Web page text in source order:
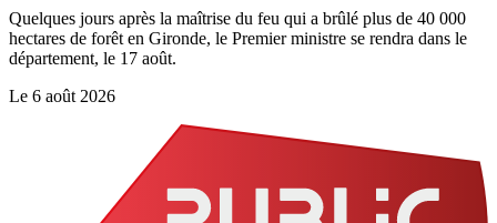
Quelques jours après la maîtrise du feu qui a brûlé plus de 40 000
hectares de forêt en Gironde, le Premier ministre se rendra dans le
département, le 17 août.
Le 6 août 2026